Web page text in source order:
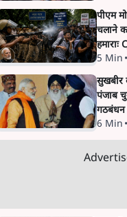
पीएम
चलाने
हमाराः
5 Min •
सुखबीर
पंजाब
6 Min •